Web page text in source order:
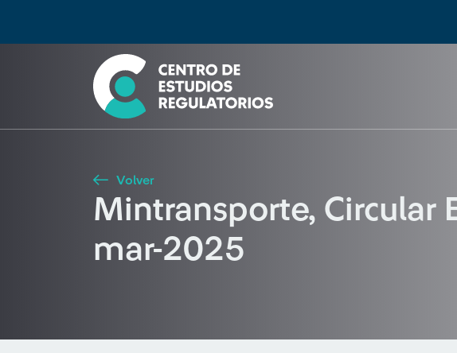
Seleccione país
Buscar
Volver
Mintransporte, Circular
mar-2025